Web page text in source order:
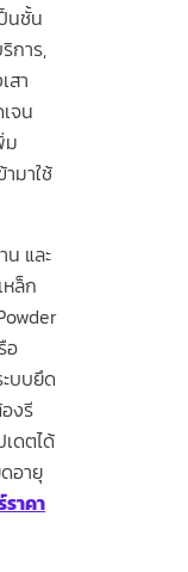
นชั้น
การ,
สา
จน
ม
มาใช้
และ
หล็ก
อ
บบยึด
งรี
ดตได้
อายุ
าคา